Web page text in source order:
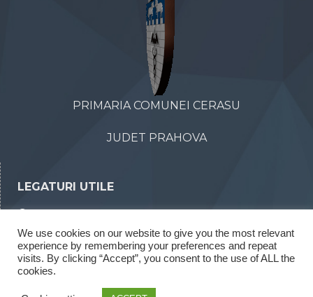
PRIMARIA COMUNEI CERASU
JUDET PRAHOVA
LEGATURI UTILE
Declaratii de interese
Rapoarte legea 52/2003
We use cookies on our website to give you the most relevant
experience by remembering your preferences and repeat
visits. By clicking “Accept”, you consent to the use of ALL the
cookies.